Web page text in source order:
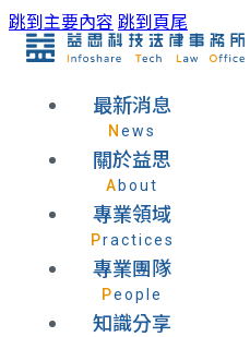
跳到主要內容 跳到頁尾
最新消息
News
關於益思
About
專業領域
Practices
專業團隊
People
知識分享